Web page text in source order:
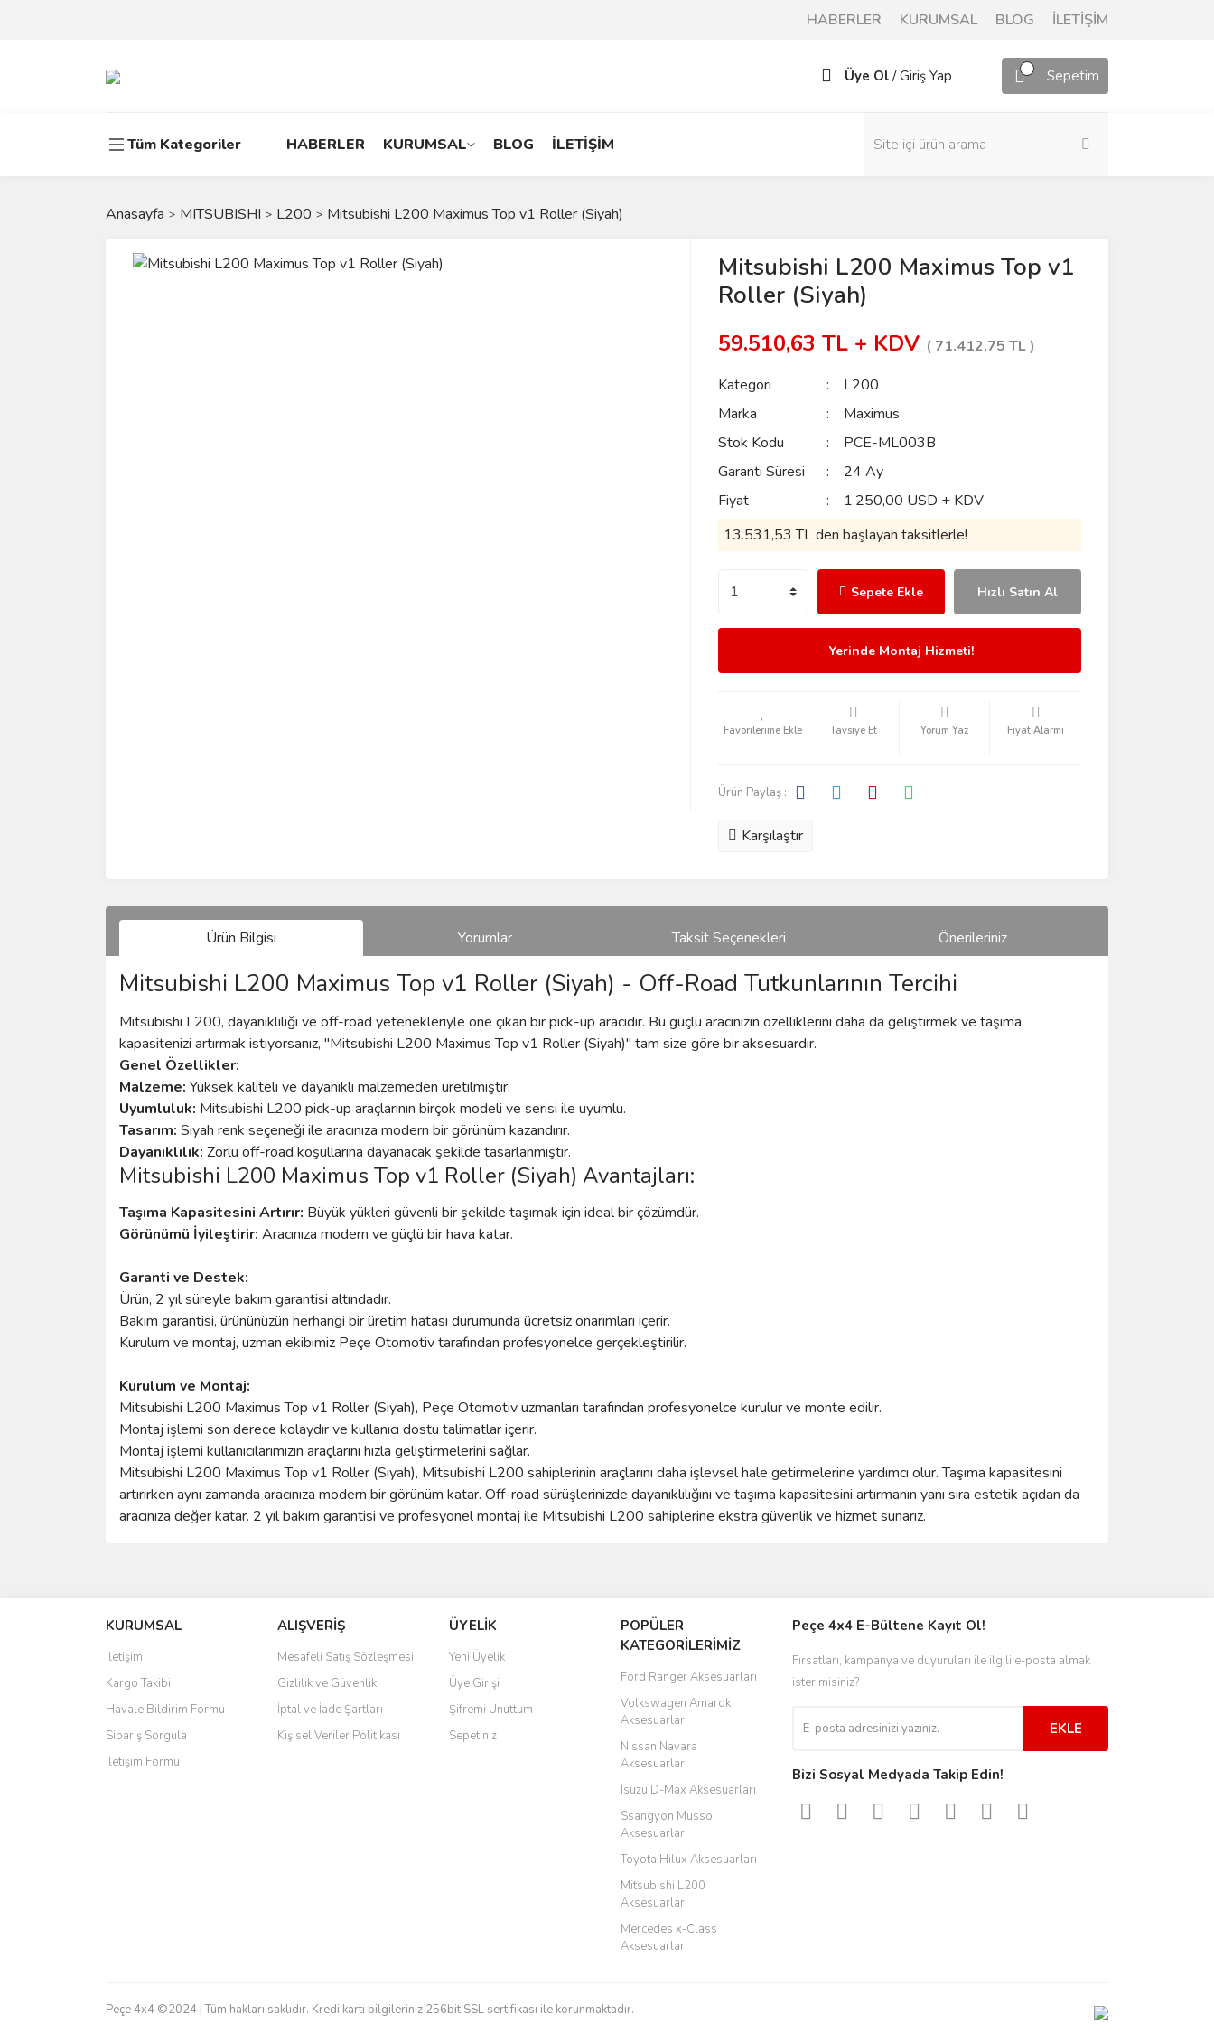
HABERLER KURUMSAL BLOG İLETİŞİM
Üye Ol /Giriş Yap Sepetim
Tüm Kategoriler HABERLER KURUMSAL BLOG İLETİŞİM
Anasayfa MITSUBISHI L200 Mitsubishi L200 Maximus Top v1 Roller (Siyah)
Mitsubishi L200 Maximus Top v1
Roller (Siyah)
59.510,63 TL + KDV ( 71.412,75 TL )
Kategori
L200
Marka
Maximus
Stok Kodu
PCE-ML003B
Garanti Süresi
24 Ay
Fiyat
1.250,00 USD + KDV
13.531,53 TL den başlayan taksitlerle!
Sepete Ekle Hızlı Satın Al
Yerinde Montaj Hizmeti!
Tavsiye Et Yorum Yaz Fiyat Alarmı
Ürün Paylaş :
Karşılaştır
Ürün Bilgisi Yorumlar Taksit Seçenekleri Önerileriniz
Mitsubishi L200 Maximus Top v1 Roller (Siyah) - Off-Road Tutkunlarının Tercihi
Mitsubishi L200, dayanıklılığı ve off-road yetenekleriyle öne çıkan bir pick-up aracıdır. Bu güçlü aracınızın özelliklerini daha da geliştirmek ve taşıma
kapasitenizi artırmak istiyorsanız, "Mitsubishi L200 Maximus Top v1 Roller (Siyah)" tam size göre bir aksesuardır.
Genel Özellikler:
Malzeme: Yüksek kaliteli ve dayanıklı malzemeden üretilmiştir.
Uyumluluk: Mitsubishi L200 pick-up araçlarının birçok modeli ve serisi ile uyumlu.
Tasarım: Siyah renk seçeneği ile aracınıza modern bir görünüm kazandırır.
Dayanıklılık: Zorlu off-road koşullarına dayanacak şekilde tasarlanmıştır.
Mitsubishi L200 Maximus Top v1 Roller (Siyah) Avantajları:
Taşıma Kapasitesini Artırır: Büyük yükleri güvenli bir şekilde taşımak için ideal bir çözümdür.
Görünümü İyileştirir: Aracınıza modern ve güçlü bir hava katar.
Garanti ve Destek:
Ürün, 2 yıl süreyle bakım garantisi altındadır.
Bakım garantisi, ürününüzün herhangi bir üretim hatası durumunda ücretsiz onarımları içerir.
Kurulum ve montaj, uzman ekibimiz Peçe Otomotiv tarafından profesyonelce gerçekleştirilir.
Kurulum ve Montaj:
Mitsubishi L200 Maximus Top v1 Roller (Siyah), Peçe Otomotiv uzmanları tarafından profesyonelce kurulur ve monte edilir.
Montaj işlemi son derece kolaydır ve kullanıcı dostu talimatlar içerir.
Montaj işlemi kullanıcılarımızın araçlarını hızla geliştirmelerini sağlar.
Mitsubishi L200 Maximus Top v1 Roller (Siyah), Mitsubishi L200 sahiplerinin araçlarını daha işlevsel hale getirmelerine yardımcı olur. Taşıma kapasitesini
artırırken aynı zamanda aracınıza modern bir görünüm katar. Off-road sürüşlerinizde dayanıklılığını ve taşıma kapasitesini artırmanın yanı sıra estetik açıdan da
aracınıza değer katar. 2 yıl bakım garantisi ve profesyonel montaj ile Mitsubishi L200 sahiplerine ekstra güvenlik ve hizmet sunarız.
Yorum Yaz
Ürün resmi kalitesiz, bozuk veya görüntülenemiyor.
Ürün açıklamasında eksik bilgiler bulunuyor.
Ürün bilgilerinde hatalar bulunuyor.
Ürün fiyatı diğer sitelerden daha pahalı.
Bu ürüne benzer farklı alternatifler olmalı.
KURUMSAL
İletişim
Kargo Takibi
Havale Bildirim Formu
Sipariş Sorgula
İletişim Formu
ALIŞVERİŞ
Mesafeli Satış Sözleşmesi
Gizlilik ve Güvenlik
İptal ve İade Şartları
Kişisel Veriler Politikası
ÜYELİK
Yeni Üyelik
Üye Girişi
Şifremi Unuttum
Sepetiniz
POPÜLER
KATEGORİLERİMİZ
Ford Ranger Aksesuarları
Volkswagen Amarok
Aksesuarları
Nissan Navara
Aksesuarları
Isuzu D-Max Aksesuarları
Ssangyon Musso
Aksesuarları
Toyota Hilux Aksesuarları
Mitsubishi L200
Aksesuarları
Mercedes x-Class
Aksesuarları
Peçe 4x4 E-Bültene Kayıt Ol!
Fırsatları, kampanya ve duyuruları ile ilgili e-posta almak
ister misiniz?
EKLE
Bizi Sosyal Medyada Takip Edin!
Peçe 4x4 ©2024 | Tüm hakları saklıdır. Kredi kartı bilgileriniz 256bit SSL sertifikası ile korunmaktadır.